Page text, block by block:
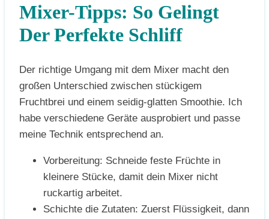
Mixer-Tipps: So Gelingt
Der Perfekte Schliff
Der richtige Umgang mit dem Mixer macht den
großen Unterschied zwischen stückigem
Fruchtbrei und einem seidig-glatten Smoothie. Ich
habe verschiedene Geräte ausprobiert und passe
meine Technik entsprechend an.
Vorbereitung: Schneide feste Früchte in
kleinere Stücke, damit dein Mixer nicht
ruckartig arbeitet.
Schichte die Zutaten: Zuerst Flüssigkeit, dann